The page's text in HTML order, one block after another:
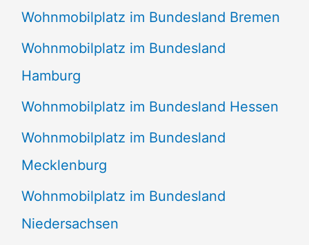
Wohnmobilplatz im Bundesland Bremen
Wohnmobilplatz im Bundesland
Hamburg
Wohnmobilplatz im Bundesland Hessen
Wohnmobilplatz im Bundesland
Mecklenburg
Wohnmobilplatz im Bundesland
Niedersachsen